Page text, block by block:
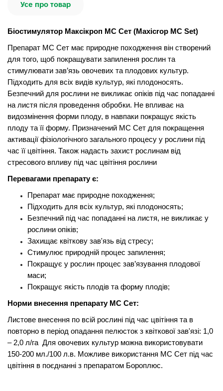
Усе про товар
Біостимулятор Максікроп МС Сет (Maxicrop MC Set)
Препарат МС Сет має природне походження він створений
для того, щоб покращувати запилення рослин та
стимулювати зав’язь овочевих та плодових культур.
Підходить для всіх видів культур, які плодоносять.
Безпечний для рослини не викликає опіків під час попаданні
на листя після проведення обробки. Не впливає на
видозмінення форми плоду, в навпаки покращує якість
плоду та її форму. Призначений МС Сет для покращення
активації фізіологічного загального процесу у рослини під
час її цвітіння. Також надасть захист рослинам від
стресового впливу під час цвітіння рослини
Перевагами препарату є:
Препарат має природне походження;
Підходить для всіх культур, які плодоносять;
Безпечний під час попаданні на листя, не викликає у
рослини опіків;
Захищає квіткову зав'язь від стресу;
Стимулює природній процес запилення;
Покращує у рослин процес зав’язування плодової
маси;
Покращує якість плодів та форму плодів;
Норми внесення препарату МС Сет:
Листове внесення по всій рослині під час цвітіння та в
повторно в період опадання пелюсток з квіткової зав'язі: 1,0
– 2,0 л/га Для овочевих культур можна використовувати
150-200 мл./100 л.в. Можливе використання МС Сет під час
цвітіння в поєднанні з препаратом Бороплюс.